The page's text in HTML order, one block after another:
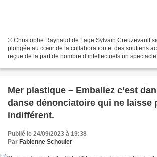
© Christophe Raynaud de Lage Sylvain Creuzevault
plongée au cœur de la collaboration et des soutiens
reçue de la part de nombre d’intellectuels un
Mer plastique – Emballez c’est
danse dénonciatoire qui ne laisse
indifférent.
Publié le 24/09/2023 à 19:38
Par Fabienne Schouler